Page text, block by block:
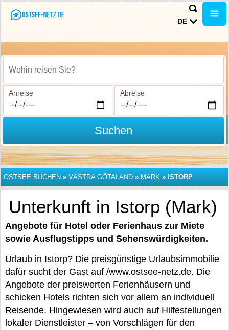
DE
Wohin reisen Sie?
Anreise Abreise
Suchen
OSTSEE BUCHEN » VÄSTRA GÖTALAND » MARK » ISTORP
Unterkunft in Istorp (Mark)
Angebote für Hotel oder Ferienhaus zur Miete
sowie Ausflugstipps und Sehenswürdigkeiten.
Urlaub in Istorp? Die preisgünstige Urlaubsimmobilie
dafür sucht der Gast auf /www.ostsee-netz.de. Die
Angebote der preiswerten Ferienhäusern und
schicken Hotels richten sich vor allem an individuell
Reisende. Hingewiesen wird auch auf Hilfestellungen
lokaler Dienstleister – von Vorschlägen für den